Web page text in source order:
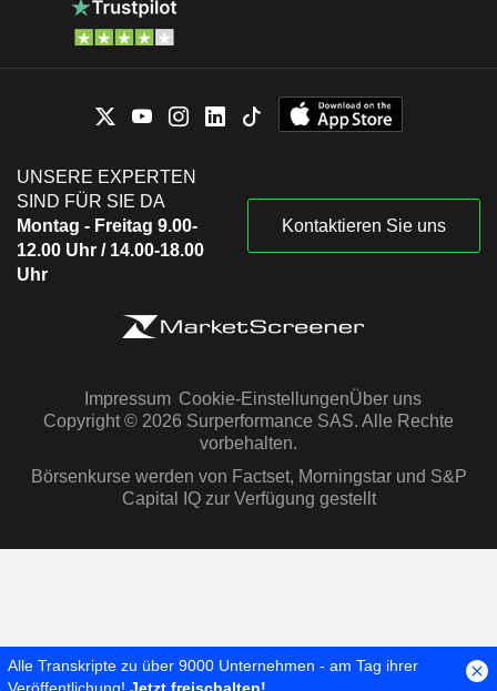
UNSERE EXPERTEN
SIND FÜR SIE DA
Montag - Freitag 9.00-
12.00 Uhr / 14.00-18.00
Uhr
Kontaktieren Sie uns
Impressum Cookie-EinstellungenÜber uns
Copyright © 2026 Surperformance SAS. Alle Rechte
vorbehalten.
Börsenkurse werden von Factset, Morningstar und S&P
Capital IQ zur Verfügung gestellt
Alle Transkripte zu über 9000 Unternehmen - am Tag ihrer